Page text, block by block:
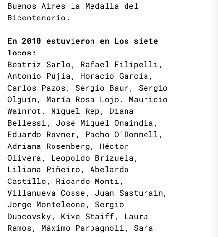
Buenos Aires la Medalla del
Bicentenario.
En 2010 estuvieron en Los siete
locos:
Beatriz Sarlo, Rafael Filipelli,
Antonio Pujía, Horacio García,
Carlos Pazos, Sergio Baur, Sergio
Olguín, María Rosa Lojo. Mauricio
Wainrot. Miguel Rep, Diana
Bellessi, José Miguel Onaindia,
Eduardo Rovner, Pacho O´Donnell,
Adriana Rosenberg, Héctor
Olivera, Leopoldo Brizuela,
Liliana Piñeiro, Abelardo
Castillo, Ricardo Monti,
Villanueva Cosse, Juan Sasturain,
Jorge Monteleone, Sergio
Dubcovsky, Kive Staiff, Laura
Ramos, Máximo Parpagnoli, Sara